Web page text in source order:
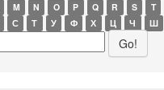
M N O P Q R S T
С Т У Ф Х Ц Ч Ш